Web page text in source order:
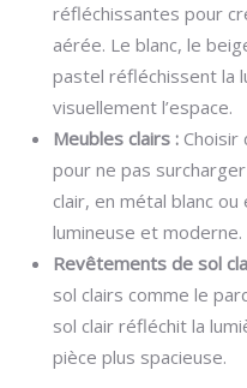
réfléchissantes pour
aérée. Le blanc, le
pastel réfléchissent la
visuellement l’espace.
Meubles clairs : Choisir
pour ne pas
clair, en métal blanc
lumineuse et moderne.
Revêtements de sol
sol clairs comme le
sol clair réfléchit la
pièce plus spacieuse.